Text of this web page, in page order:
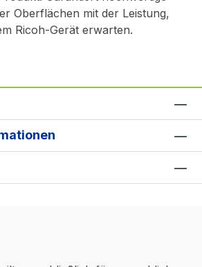
Oberflächen mit der Leistung,
Ricoh-Gerät erwarten.